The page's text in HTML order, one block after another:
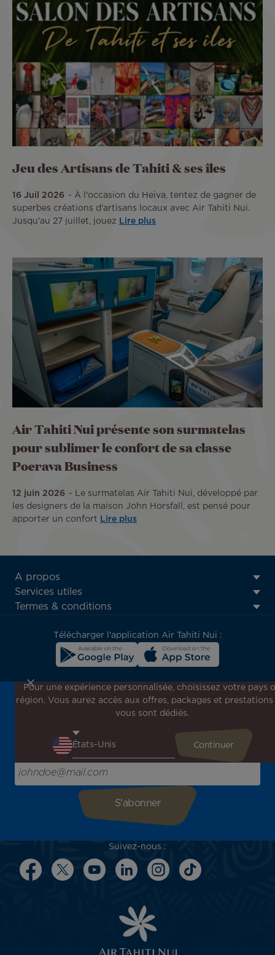
Jeu des Artisans de Tahiti & ses îles
16 Juil 2026
À l'occasion du Heiva, tentez de gagner de
superbes créations d'artisans locaux avec Air Tahiti Nui.
Jusqu'au 27 juillet, jouez
Lire plus
Air Tahiti Nui présente son surmatelas
pour sublimer le confort de sa classe
Poerava Business
12 juin 2026
Le surmatelas Air Tahiti Nui, développé par
les designers de la maison John Horsfall, est pensé pour
apporter un confort
Lire plus
ATN:
Footer
menu
A propos
Services utiles
Termes & conditions
Télécharger l'application Air Tahiti Nui :
Inscrivez-vous à notre newsletter !
Recevez en avant-première toutes nos offres spéciales et
l'inspiration pour votre prochain voyage !
Saisissez votre adresse e-mail ici
Suivez-nous :
Pour une expérience personnalisée, choisissez votre pays
région. Vous aurez accès aux offres, packages et prestations
vous sont dédiés.